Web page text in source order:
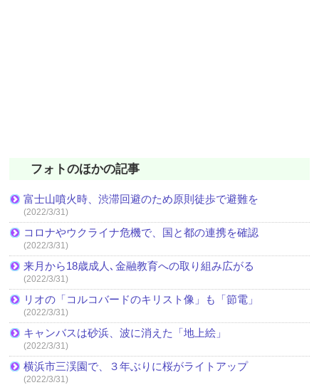
フォトのほかの記事
富士山噴火時、渋滞回避のため原則徒歩で避難を
(2022/3/31)
コロナやウクライナ危機で、国と都の連携を確認
(2022/3/31)
来月から18歳成人､金融教育への取り組み広がる
(2022/3/31)
リオの「コルコバードのキリスト像」も「節電」
(2022/3/31)
キャンバスは砂浜、波に消えた「地上絵」
(2022/3/31)
横浜市三渓園で、３年ぶりに桜がライトアップ
(2022/3/31)